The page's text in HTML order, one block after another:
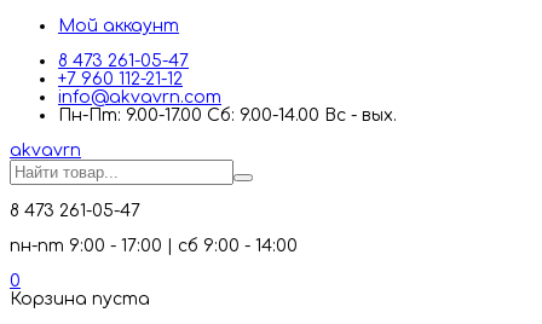
Мой аккаунт
8 473 261-05-47
+7 960 112-21-12
info@akvavrn.com
Пн-Пт: 9.00-17.00 Сб: 9.00-14.00 Вс - вых.
akvavrn
8 473 261-05-47
пн-пт 9:00 - 17:00 | сб 9:00 - 14:00
0
Корзина пуста